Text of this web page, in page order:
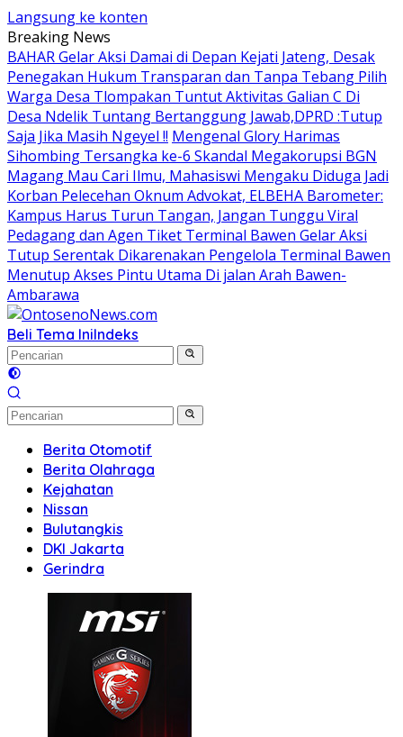
Langsung ke konten
Breaking News
BAHAR Gelar Aksi Damai di Depan Kejati Jateng, Desak
Penegakan Hukum Transparan dan Tanpa Tebang Pilih
Warga Desa Tlompakan Tuntut Aktivitas Galian C Di
Desa Ndelik Tuntang Bertanggung Jawab,DPRD :Tutup
Saja Jika Masih Ngeyel !! Mengenal Glory Harimas
Sihombing Tersangka ke-6 Skandal Megakorupsi BGN
Magang Mau Cari Ilmu, Mahasiswi Mengaku Diduga Jadi
Korban Pelecehan Oknum Advokat, ELBEHA Barometer:
Kampus Harus Turun Tangan, Jangan Tunggu Viral
Pedagang dan Agen Tiket Terminal Bawen Gelar Aksi
Tutup Serentak Dikarenakan Pengelola Terminal Bawen
Menutup Akses Pintu Utama Di jalan Arah Bawen-
Ambarawa
Beli Tema IniIndeks
Berita Otomotif
Berita Olahraga
Kejahatan
Nissan
Bulutangkis
DKI Jakarta
Gerindra